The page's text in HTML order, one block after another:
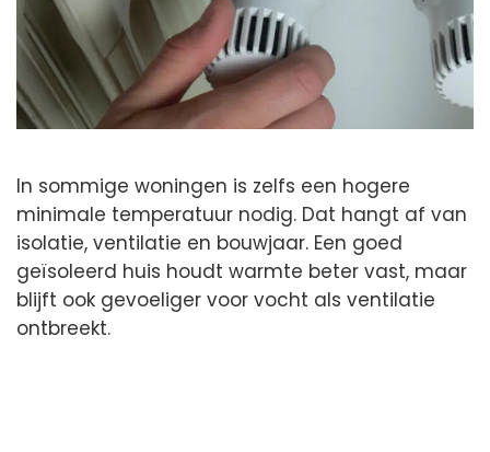
In sommige woningen is zelfs een hogere
minimale temperatuur nodig. Dat hangt af van
isolatie, ventilatie en bouwjaar. Een goed
geïsoleerd huis houdt warmte beter vast, maar
blijft ook gevoeliger voor vocht als ventilatie
ontbreekt.